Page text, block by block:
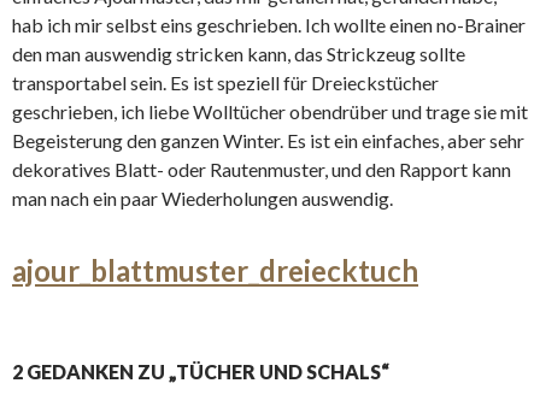
hab ich mir selbst eins geschrieben. Ich wollte einen no-Brainer
den man auswendig stricken kann, das Strickzeug sollte
transportabel sein. Es ist speziell für Dreieckstücher
geschrieben, ich liebe Wolltücher obendrüber und trage sie mit
Begeisterung den ganzen Winter. Es ist ein einfaches, aber sehr
dekoratives Blatt- oder Rautenmuster, und den Rapport kann
man nach ein paar Wiederholungen auswendig.
ajour_blattmuster_dreiecktuch
2 GEDANKEN ZU „TÜCHER UND SCHALS“